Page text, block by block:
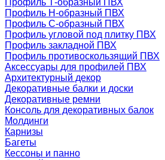
Профиль Т-образный ПВХ
Профиль H-образный ПВХ
Профиль C-образный ПВХ
Профиль угловой под плитку ПВХ
Профиль закладной ПВХ
Профиль противоскользящий ПВХ
Аксессуары для профилей ПВХ
Архитектурный декор
Декоративные балки и доски
Декоративные ремни
Консоль для декоративных балок
Молдинги
Карнизы
Багеты
Кессоны и панно